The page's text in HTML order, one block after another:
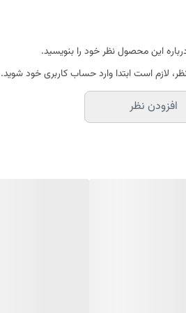
( قابل سفارش در ابعاد دلخواه-سایز غیر استاندارد)
خواب متین تا کمتر از 30 روز کاری آینده
این محصول نظر خود را بنویسید.
لازم است ابتدا وارد حساب کاربری خود شوید.
افزودن نظر